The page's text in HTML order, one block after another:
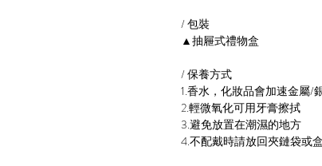
/ 包裝
▲抽屜式禮物盒
/ 保養方式
1.香水，化妝品會加速金屬/
2.輕微氧化可用牙膏擦拭
3.避免放置在潮濕的地方
4.不配戴時請放回夾鏈袋或